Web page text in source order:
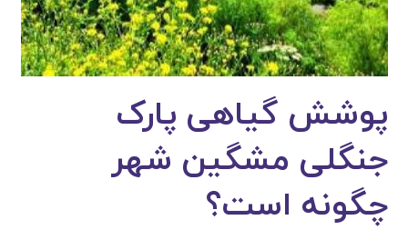
پوشش گیاهی پارک
جنگلی مشگین شهر
چگونه است؟